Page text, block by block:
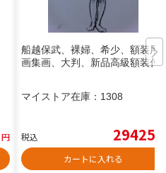
円
船越保武、裸婦、希少、額装用
画集画、大判、新品高級額装付
マイストア在庫： 1308
税込 29425
カートに入れる